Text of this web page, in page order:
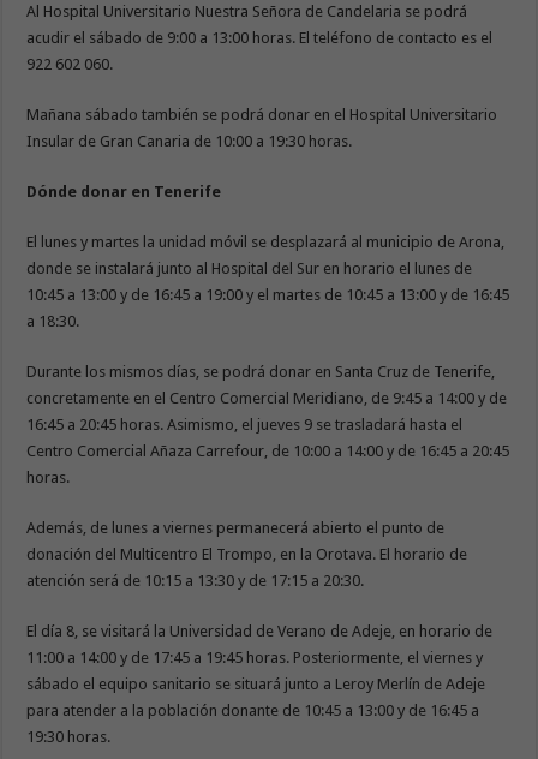
Al Hospital Universitario Nuestra Señora de Candelaria se podrá
acudir el sábado de 9:00 a 13:00 horas. El teléfono de contacto es el
922 602 060.
Mañana sábado también se podrá donar en el Hospital Universitario
Insular de Gran Canaria de 10:00 a 19:30 horas.
Dónde donar en Tenerife
El lunes y martes la unidad móvil se desplazará al municipio de Arona,
donde se instalará junto al Hospital del Sur en horario el lunes de
10:45 a 13:00 y de 16:45 a 19:00 y el martes de 10:45 a 13:00 y de 16:45
a 18:30.
Durante los mismos días, se podrá donar en Santa Cruz de Tenerife,
concretamente en el Centro Comercial Meridiano, de 9:45 a 14:00 y de
16:45 a 20:45 horas. Asimismo, el jueves 9 se trasladará hasta el
Centro Comercial Añaza Carrefour, de 10:00 a 14:00 y de 16:45 a 20:45
horas.
Además, de lunes a viernes permanecerá abierto el punto de
donación del Multicentro El Trompo, en la Orotava. El horario de
atención será de 10:15 a 13:30 y de 17:15 a 20:30.
El día 8, se visitará la Universidad de Verano de Adeje, en horario de
11:00 a 14:00 y de 17:45 a 19:45 horas. Posteriormente, el viernes y
sábado el equipo sanitario se situará junto a Leroy Merlín de Adeje
para atender a la población donante de 10:45 a 13:00 y de 16:45 a
19:30 horas.